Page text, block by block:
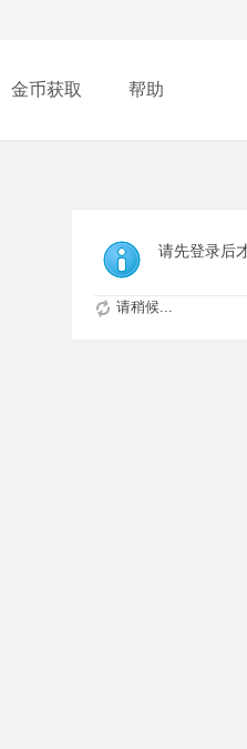
金币获取 帮助
请先登录后
请稍候...